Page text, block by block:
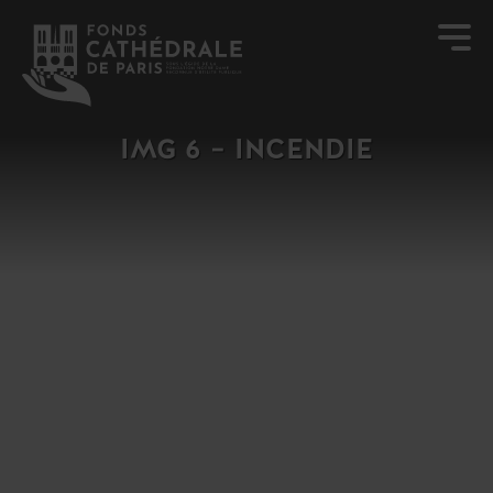
IMG 6 – INCENDIE